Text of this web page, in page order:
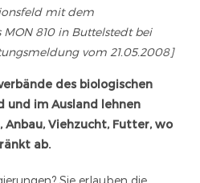
mit dem
810 in Buttelstedt bei
vom 21.05.2008]
des biologischen
und im Ausland lehnen
Anbau, Viehzucht, Futter, wo
ab.